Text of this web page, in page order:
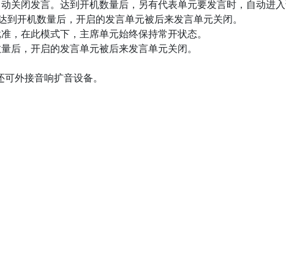
关闭发言。达到开机数量后，另有代表单元要发言时，自动进入
到开机数量后，开启的发言单元被后来发言单元关闭。
，在此模式下，主席单元始终保持常开状态。
后，开启的发言单元被后来发言单元关闭。
外接音响扩音设备。